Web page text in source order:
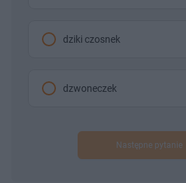
dziki czosnek
dzwoneczek
Następne pytanie